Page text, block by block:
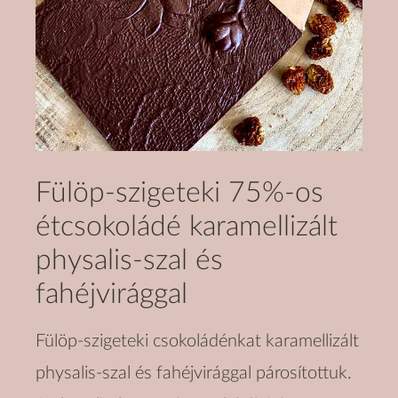
Fülöp-szigeteki 75%-os
étcsokoládé karamellizált
physalis-szal és
fahéjvirággal
Fülöp-szigeteki csokoládénkat karamellizált
physalis-szal és fahéjvirággal párosítottuk.